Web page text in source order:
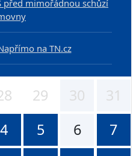
před mimořádnou schůzí
na TN.cz
29 30
31
4 5 6
7